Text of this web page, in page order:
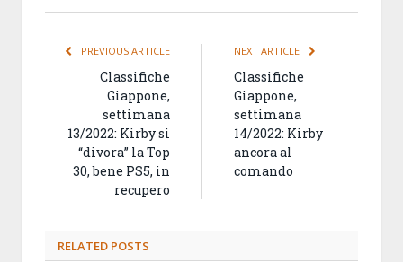
PREVIOUS ARTICLE
Classifiche
Giappone,
settimana
13/2022: Kirby si
“divora” la Top
30, bene PS5, in
recupero
NEXT ARTICLE
Classifiche
Giappone,
settimana
14/2022: Kirby
ancora al
comando
RELATED POSTS